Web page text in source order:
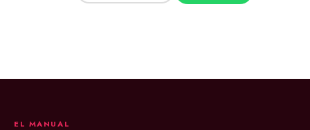
EL MANUAL